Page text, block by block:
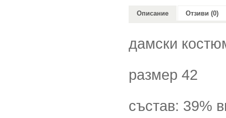
Описание Отзиви (0)
дамски
размер 42
състав: 39%